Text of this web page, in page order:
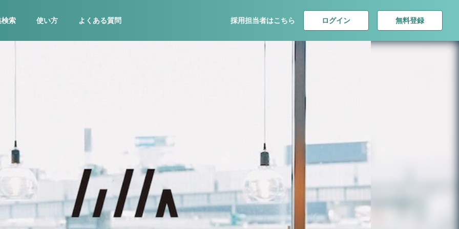
検索 使い方 よくある質問 採用担当者はこちら ログイン 無料登録